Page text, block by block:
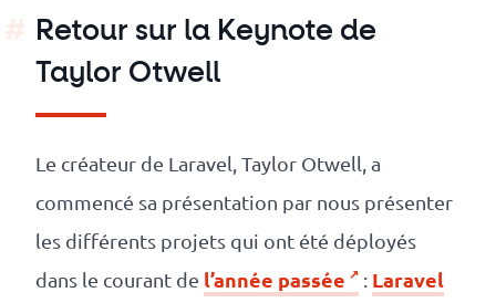
Retour sur la Keynote de
Taylor Otwell
Le créateur de Laravel, Taylor Otwell, a
commencé sa présentation par nous présenter
les différents projets qui ont été déployés
dans le courant de l’année passée : Laravel